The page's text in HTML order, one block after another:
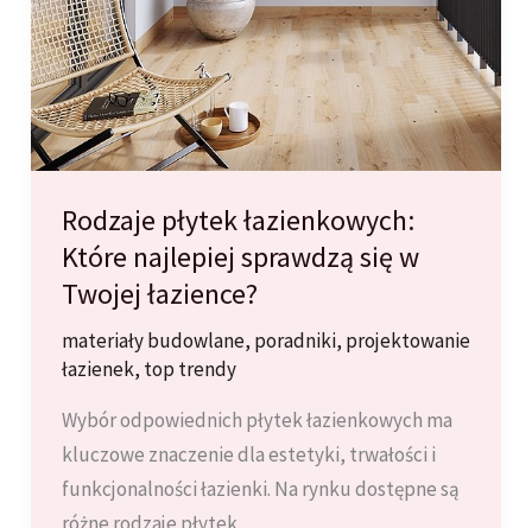
Rodzaje płytek łazienkowych:
Które najlepiej sprawdzą się w
Twojej łazience?
materiały budowlane, poradniki, projektowanie
łazienek, top trendy
Wybór odpowiednich płytek łazienkowych ma
kluczowe znaczenie dla estetyki, trwałości i
funkcjonalności łazienki. Na rynku dostępne są